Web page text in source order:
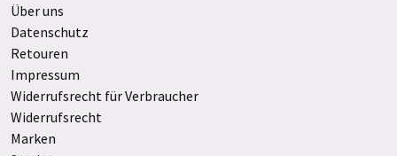
Über uns
Datenschutz
Retouren
Impressum
Widerrufsrecht für Verbraucher
Widerrufsrecht
Marken